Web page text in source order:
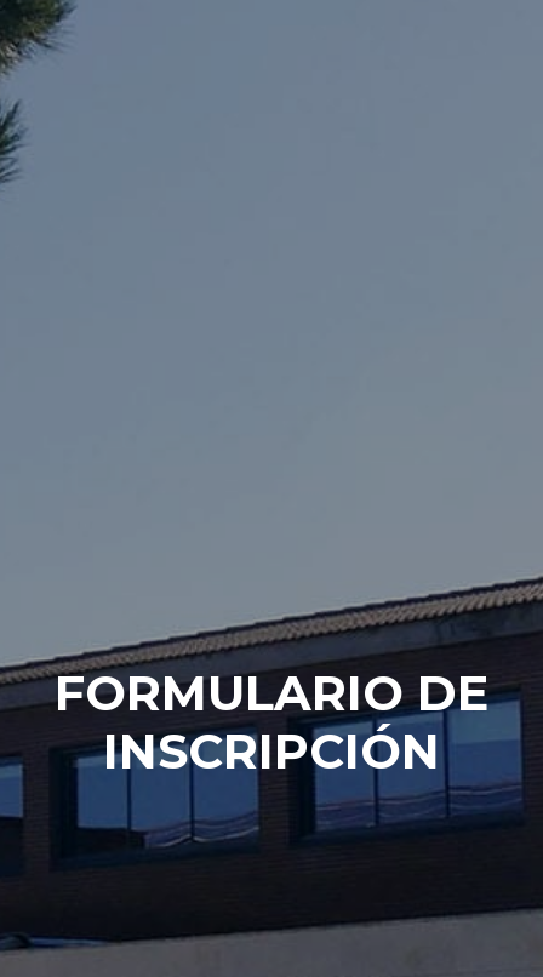
FORMULARIO DE
INSCRIPCIÓN